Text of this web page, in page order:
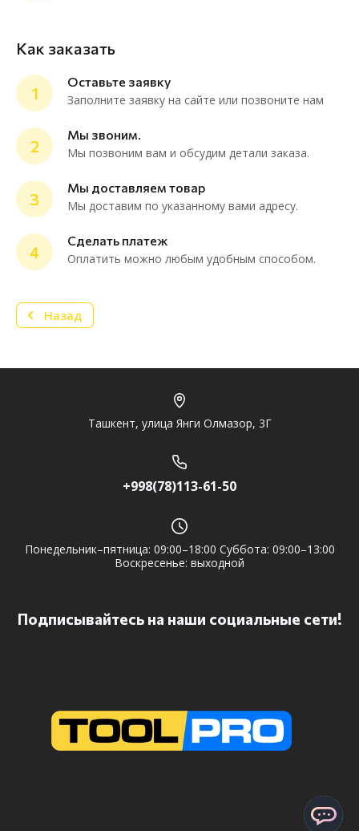
Как заказать
1
Оставьте заявку
Заполните заявку на сайте или позвоните нам
2
Мы звоним.
Мы позвоним вам и обсудим детали заказа.
3
Мы доставляем товар
Мы доставим по указанному вами адресу.
4
Сделать платеж
Оплатить можно любым удобным способом.
Назад
Ташкент, улица Янги Олмазор, 3Г
+998(78)113-61-50
Понедельник–пятница: 09:00–18:00 Суббота: 09:00–13:00
Воскресенье: выходной
Подписывайтесь на наши социальные сети!
online
Мессенджеры
Нужна консультация или персональное
предложение? Пиши в мессенджер!
Telegram